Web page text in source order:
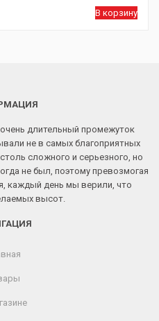
В корзину
длительный промежуток
не в самых благоприятных
сложного и серьезного, но
не был, поэтому превозмогая
каждый день мы верили, что
высот.